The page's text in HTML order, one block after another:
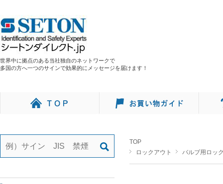
世界中に拠点のある当社独自のネットワークで
多国の方へ一つのサインで効果的にメッセージを届けます！
TOP
ロックアウト
バルブ用ロッ